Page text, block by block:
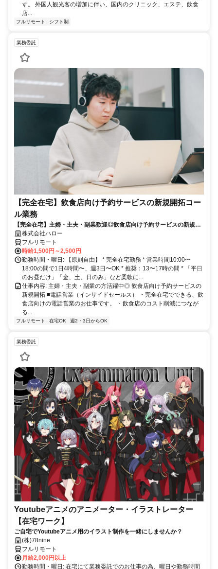
す。 外国人観光客の増加に伴い、国内のクリニック、エステ、飲食
店...
フルリモート シフト制
業務委託
【完全在宅】飲食店向け予約サービスの新規開拓コー
ル業務
【完全在宅】主婦・主夫・副業歓迎◎飲食店向け予約サービスの新規開
拓 株式会社ハロー
フルリモート
時給1,500円～2,500円
勤務時間・曜日: 【原則自由】 * 完全在宅勤務 * 営業時間10:00〜
18:00の間で1日4時間〜、週3日〜OK * 推奨：13〜17時の間 * 「平日
のお昼だけ」「金、土、日のみ」など柔軟に...
仕事内容: 主婦・主夫・副業の方活躍中◎ 飲食店向け予約サービスの
新規開拓 ■電話営業（インサイドセールス） ・完全在宅でできる、飲
食店向けの電話営業のお仕事です。 ・飲食店のコスト削減につなが
る...
フルリモート 在宅OK 週2・3日からOK
業務委託
Youtubeアニメのアニメーター・イラストレーター
【在宅ワーク】
ご自宅でYoutubeアニメ用のイラスト制作を一緒にしませんか？
(株)78nine
フルリモート
月給2,000円以上
勤務時間・曜日: 在宅にて業務委託でのお仕事の為、曜日や勤務時間